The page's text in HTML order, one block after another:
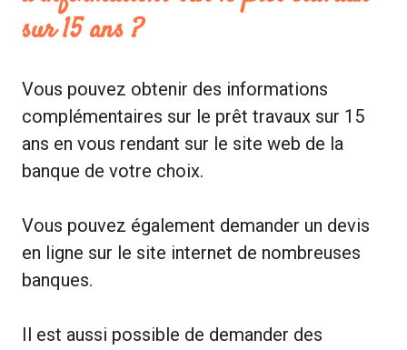
sur 15 ans ?
Vous pouvez obtenir des informations
complémentaires sur le prêt travaux sur 15
ans en vous rendant sur le site web de la
banque de votre choix.
Vous pouvez également demander un devis
en ligne sur le site internet de nombreuses
banques.
Il est aussi possible de demander des